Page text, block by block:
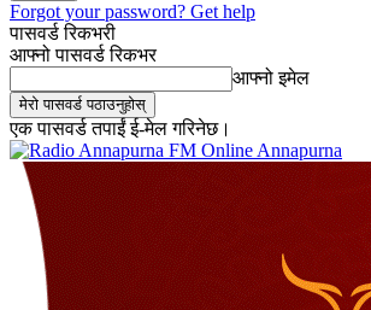
Forgot your password? Get help
पासवर्ड रिकभरी
आफ्नो पासवर्ड रिकभर
आफ्नो इमेल
एक पासवर्ड तपाईं ई-मेल गरिनेछ।
Online Annapurna